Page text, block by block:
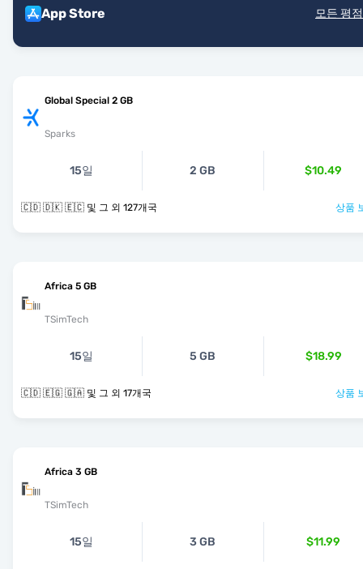
App Store 모든 평
Global Special 2 GB
Sparks
15일 2 GB $10.49
🇨🇩 🇩🇰 🇪🇨 및 그 외 127개국 상품
Africa 5 GB
TSimTech
15일 5 GB $18.99
🇨🇩 🇪🇬 🇬🇦 및 그 외 17개국 상품
Africa 3 GB
TSimTech
15일 3 GB $11.99